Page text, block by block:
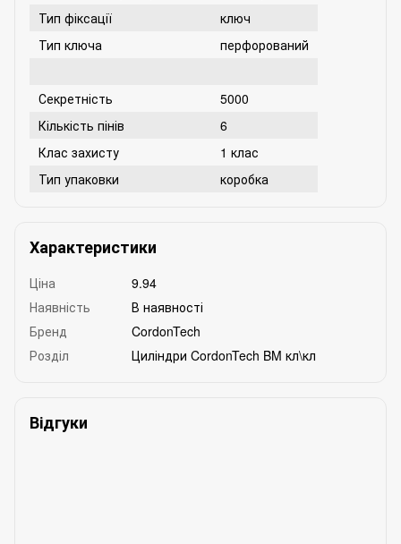
Тип фіксації
ключ
Тип ключа
перфорований
Секретність
5000
Кількість пінів
6
Клас захисту
1 клас
Тип упаковки
коробка
Характеристики
Ціна
9.94
Наявність
В наявності
Бренд
CordonTech
Розділ
Циліндри CordonTech BM кл\кл
Відгуки